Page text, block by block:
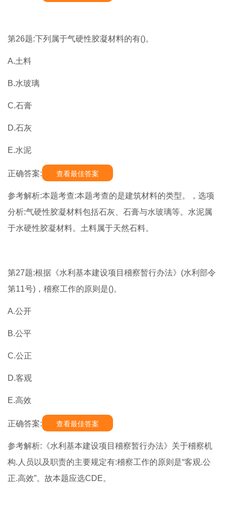
第26题:下列属于气硬性胶凝材料的有()。
A.土料
B.水玻璃
C.石膏
D.石灰
E.水泥
正确答案: 查看最佳答案
参考解析:本题考查:本题考查的是建筑材料的类型。，选项
分析:气硬性胶凝材料包括石灰、石膏与水玻璃等。水泥属
于水硬性胶凝材料。土料属于天然石料。
第27题:根据《水利基本建设项目稽察暂行办法》(水利部令
第11号)，稽察工作的原则是()。
A.公开
B.公平
C.公正
D.客观
E.高效
正确答案: 查看最佳答案
参考解析:《水利基本建设项目稽察暂行办法》关于稽察机
构.人员以及职责的主要规定有:稽察工作的原则是“客观.公
正.高效”。故本题应选CDE。